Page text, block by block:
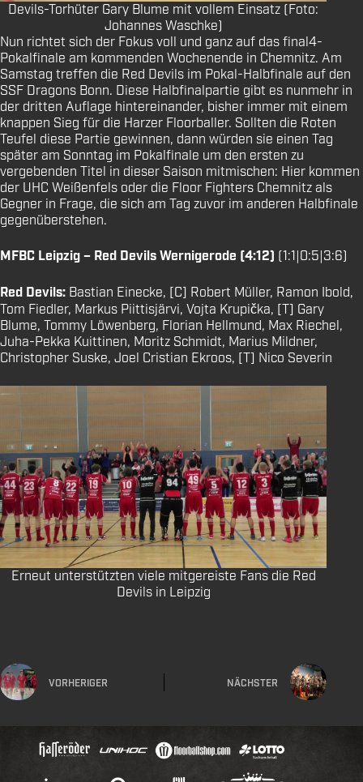
Devils-Torhüter Gary Blume mit vollem Einsatz (Foto:
Johannes Waschke)
Nun richtet sich der Fokus voll und ganz auf das final4-
Pokalfinale am kommenden Wochenende in Chemnitz. Am
Samstag treffen die Red Devils im Pokal-Halbfinale auf den
SSF Dragons Bonn. Diese Halbfinalpartie gibt es nunmehr in
der dritten Auflage hintereinander, bisher immer mit einem
knappen Sieg für die Harzer Floorballer. Sollten die Roten
Teufel diese Partie gewinnen, dann würden sie einen Tag
später am Sonntag im Pokalfinale um den ersten zu
vergebenden Titel in dieser Saison mitmischen: Hier kommen
der UHC Weißenfels oder die Floor Fighters Chemnitz als
Gegner in Frage, die sich am Tag zuvor im anderen Halbfinale
gegenüberstehen.
MFBC Leipzig – Red Devils Wernigerode (4:12) (1:1|0:5|3:6)
Red Devils: Bastian Einecke, [C] Robert Müller, Ramon Ibold,
Tom Fiedler, Markus Piittisjärvi, Vojta Krupička, [T] Gary
Blume, Tommy Löwenberg, Florian Hellmund, Max Riechel,
Juha-Pekka Kuittinen, Moritz Schmidt, Marius Mildner,
Christopher Suske, Joel Cristian Ekroos, [T] Nico Severin
Erneut unterstützten viele mitgereiste Fans die Red
Devils in Leipzig
VORHERIGER NÄCHSTER